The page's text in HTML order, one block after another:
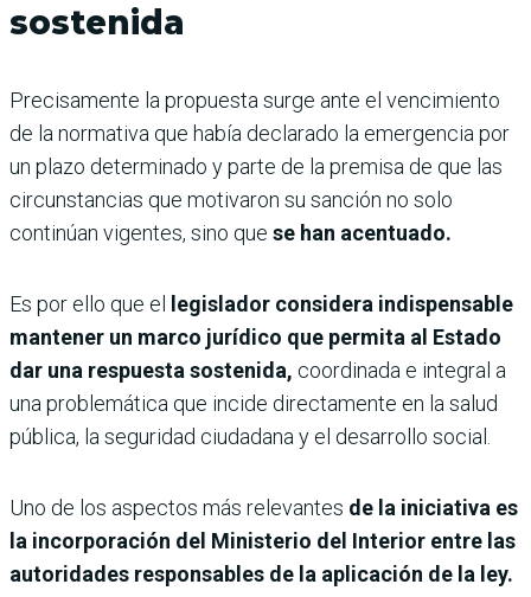
sostenida
Precisamente la propuesta surge ante el vencimiento
de la normativa que había declarado la emergencia por
un plazo determinado y parte de la premisa de que las
circunstancias que motivaron su sanción no solo
continúan vigentes, sino que se han acentuado.
Es por ello que el
legislador considera indispensable
mantener un marco jurídico que permita al Estado
dar una respuesta sostenida, coordinada e integral a
una problemática que incide directamente en la salud
pública, la seguridad ciudadana y el desarrollo social.
Uno de los aspectos más relevantes de la iniciativa es
la incorporación del Ministerio del Interior entre las
autoridades responsables de la aplicación de la ley.